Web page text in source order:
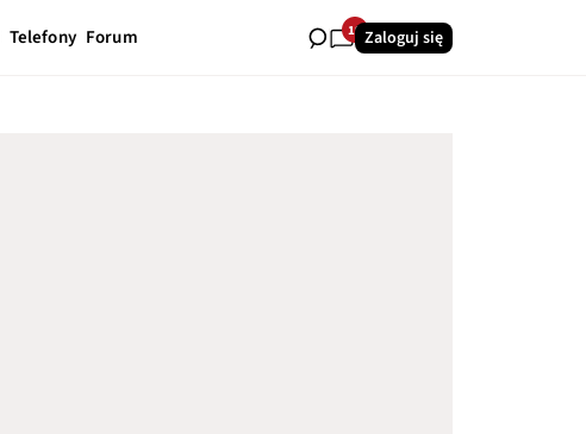
Telefony Forum 19Zaloguj się